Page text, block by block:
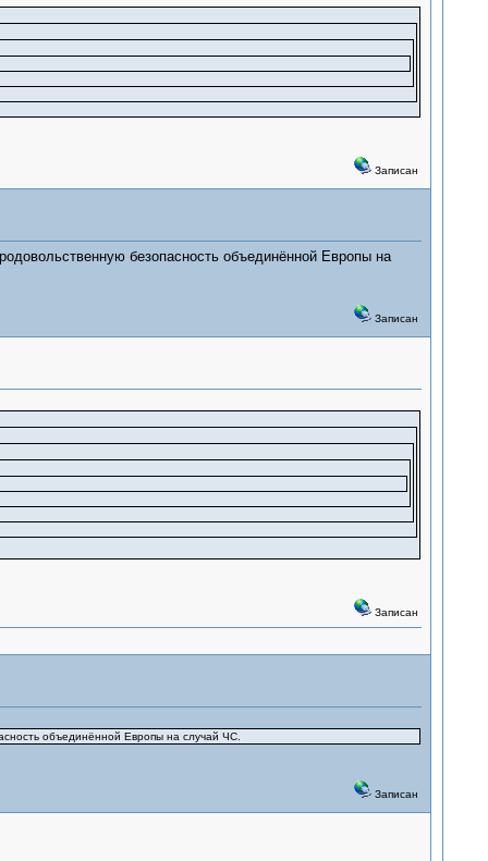
Записан
безопасность объединённой Европы на
Записан
Записан
объединённой Европы на случай ЧС.
Записан